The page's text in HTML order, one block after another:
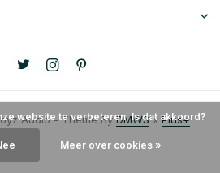
Audio - Theme ByDMWSxPlus+
website te verbeteren. Is dat akkoord?
Meer over cookies »